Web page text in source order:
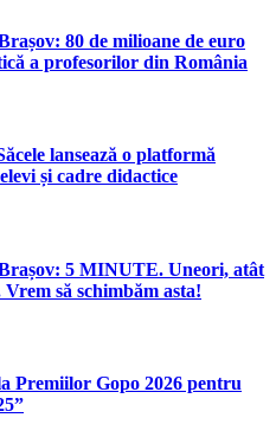
80 de milioane de euro
a profesorilor din România
lansează o platformă
și cadre didactice
5 MINUTE. Uneori, atât
să schimbăm asta!
Premiilor Gopo 2026 pentru